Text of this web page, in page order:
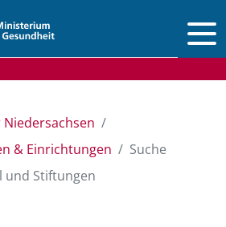
& Einrichtungen
Suche
Stiftungen